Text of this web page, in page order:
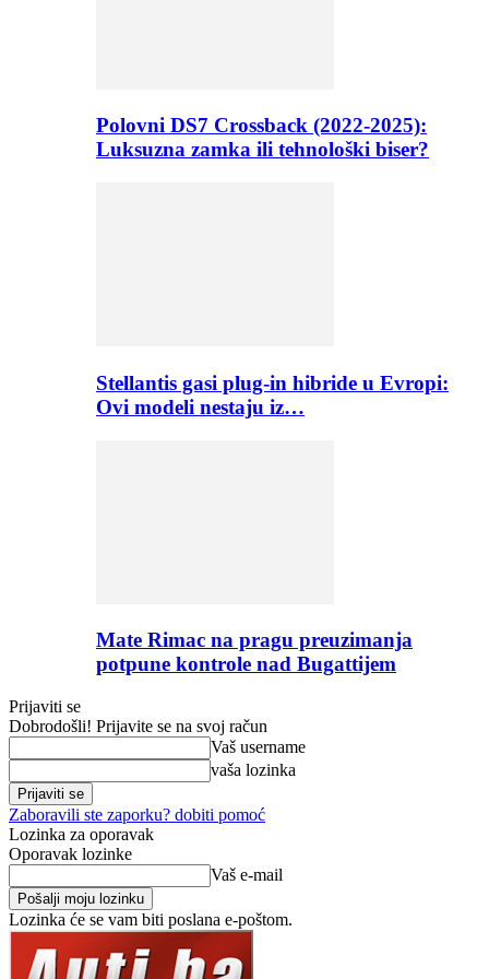
Polovni DS7 Crossback (2022-2025):
Luksuzna zamka ili tehnološki biser?
Stellantis gasi plug-in hibride u Evropi:
Ovi modeli nestaju iz…
Mate Rimac na pragu preuzimanja
potpune kontrole nad Bugattijem
Prijaviti se
Dobrodošli! Prijavite se na svoj račun
Vaš username
vaša lozinka
Zaboravili ste zaporku? dobiti pomoć
Lozinka za oporavak
Oporavak lozinke
Vaš e-mail
Lozinka će se vam biti poslana e-poštom.